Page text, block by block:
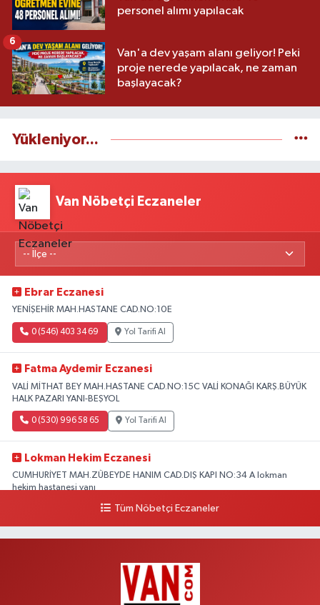
personel alımı yapılacak
Van'a dev yaşam alanı geliyor! Peki
proje nerede yapılacak, ne zaman
başlayacak?
6
Yükleniyor...
Van Nöbetçi Eczaneler
Ebrar Eczanesi
YENİŞEHİR MAH.HASTANE CAD.NO:10E
0 (546) 403 34 69 Yol Tarifi Al
Fatma Aydemir Eczanesi
VALİ MİTHAT BEY MAH.HASTANE CAD.NO:15C VALİ KONAĞI KARŞ.BÜYÜK
HALK PAZARI YANI-BEŞYOL
0 (530) 996 58 65 Yol Tarifi Al
Lokman Hekim Eczanesi
CUMHURİYET MAH.ZÜBEYDE HANIM CAD.DIŞ KAPI NO:34 A lokman
hekim hastanesi yanı
Yol Tarifi Al
Vanyolu Caddesi Yeni Diş Hastanesi Yanı NO:102F
Yol Tarifi Al
Tüm Nöbetçi Eczaneler